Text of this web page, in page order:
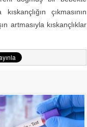
çıkmasının
artmasıyla kıskançlıklar